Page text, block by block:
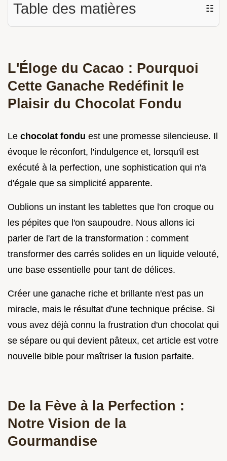
Table des matières ☷
L'Éloge du Cacao : Pourquoi
Cette Ganache Redéfinit le
Plaisir du Chocolat Fondu
Le chocolat fondu est une promesse silencieuse. Il
évoque le réconfort, l'indulgence et, lorsqu'il est
exécuté à la perfection, une sophistication qui n'a
d'égale que sa simplicité apparente.
Oublions un instant les tablettes que l'on croque ou
les pépites que l'on saupoudre. Nous allons ici
parler de l'art de la transformation : comment
transformer des carrés solides en un liquide velouté,
une base essentielle pour tant de délices.
Créer une ganache riche et brillante n'est pas un
miracle, mais le résultat d'une technique précise. Si
vous avez déjà connu la frustration d'un chocolat qui
se sépare ou qui devient pâteux, cet article est votre
nouvelle bible pour maîtriser la fusion parfaite.
De la Fève à la Perfection :
Notre Vision de la
Gourmandise